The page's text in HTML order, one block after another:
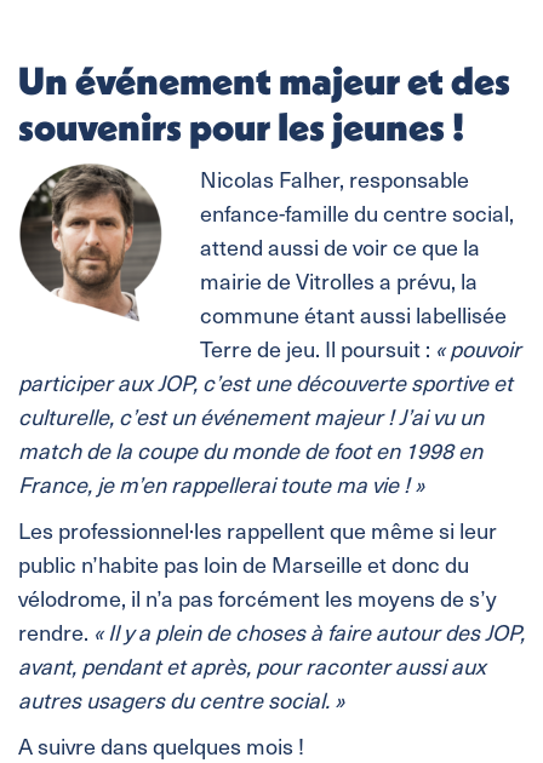
Un événement majeur et des
souvenirs pour les jeunes !
Nicolas Falher, responsable
enfance-famille du centre social,
attend aussi de voir ce que la
mairie de Vitrolles a prévu, la
commune étant aussi labellisée
Terre de jeu. Il poursuit : « pouvoir
participer aux JOP, c’est une découverte sportive et
culturelle, c’est un événement majeur ! J’ai vu un
match de la coupe du monde de foot en 1998 en
France, je m’en rappellerai toute ma vie ! »
Les professionnel·les rappellent que même si leur
public n’habite pas loin de Marseille et donc du
vélodrome, il n’a pas forcément les moyens de s’y
rendre. « Il y a plein de choses à faire autour des JOP,
avant, pendant et après, pour raconter aussi aux
autres usagers du centre social. »
A suivre dans quelques mois !